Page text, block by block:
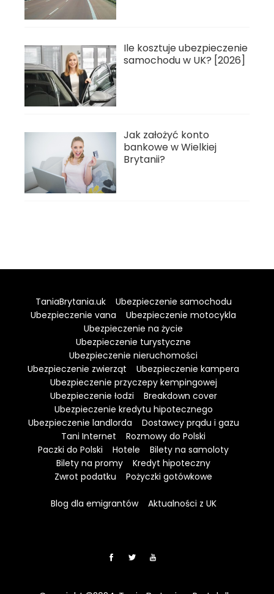
Ile kosztuje ubezpieczenie
samochodu w UK? [2026]
Jak założyć konto
bankowe w Wielkiej
Brytanii?
TaniaBrytania.uk
Ubezpieczenie samochodu
Ubezpieczenie vana
Ubezpieczenie motocykla
Ubezpieczenie na życie
Ubezpieczenie turystyczne
Ubezpieczenie nieruchomości
Ubezpieczenie zwierząt
Ubezpieczenie kampera
Ubezpieczenie przyczepy kempingowej
Ubezpieczenie łodzi
Breakdown cover
Ubezpieczenie kredytu hipotecznego
Ubezpieczenie landlorda
Dostawcy prądu i gazu
Tani Internet
Rozmowy do Polski
Paczki do Polski
Hotele
Bilety na samoloty
Bilety na promy
Kredyt hipoteczny
Zwrot podatku
Pożyczki gotówkowe
Blog dla emigrantów Aktualności z UK